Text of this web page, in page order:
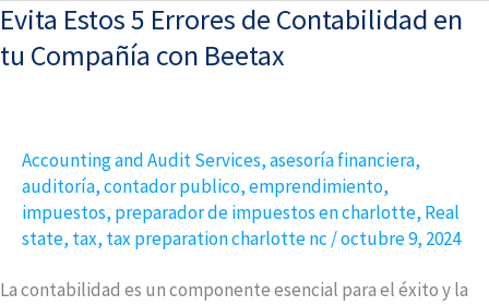
Evita Estos 5 Errores de Contabilidad en
tu Compañía con Beetax
Accounting and Audit Services,asesoría financiera,
auditoría,contador publico,emprendimiento,
impuestos, preparador de impuestos en charlotte, Real
state, tax, tax preparation charlotte nc/octubre 9, 2024
La contabilidad es un componente esencial para el éxito y la
Evita
Estos
Contabilidad
con